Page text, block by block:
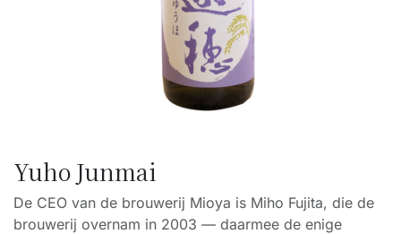
Yuho Junmai
De CEO van de brouwerij Mioya is Miho Fujita, die de
brouwerij overnam in 2003 — daarmee de enige